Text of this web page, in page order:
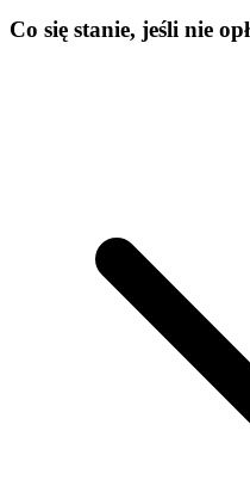
Co się stanie, jeśli nie